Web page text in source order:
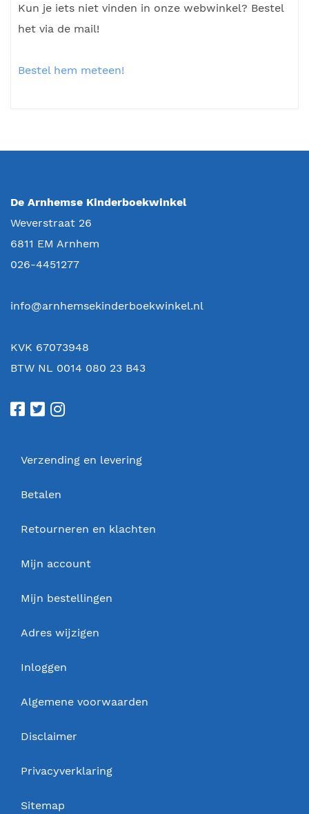
Kun je iets niet vinden in onze webwinkel? Bestel
het via de mail!
Bestel hem meteen!
De Arnhemse Kinderboekwinkel
Weverstraat 26
6811 EM Arnhem
026-4451277
info@arnhemsekinderboekwinkel.nl
KVK 67073948
BTW NL 0014 080 23 B43
Verzending en levering
Betalen
Retourneren en klachten
Mijn account
Mijn bestellingen
Adres wijzigen
Inloggen
Algemene voorwaarden
Disclaimer
Privacyverklaring
Sitemap